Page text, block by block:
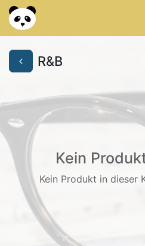
R&B
Kein
Kein Produkt in dieser